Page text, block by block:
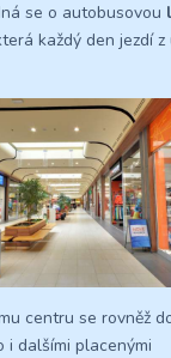
se o autobusovou
každý den jezdí z
centru se rovněž
i dalšími placenými